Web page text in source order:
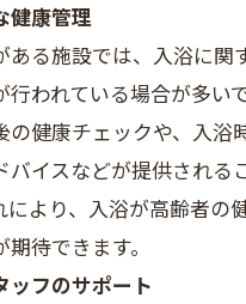
健康管理
ある施設では、入浴に関
行われている場合が多い
の健康チェックや、入浴
バイスなどが提供される
により、入浴が高齢者の
待できます。
ッフのサポート